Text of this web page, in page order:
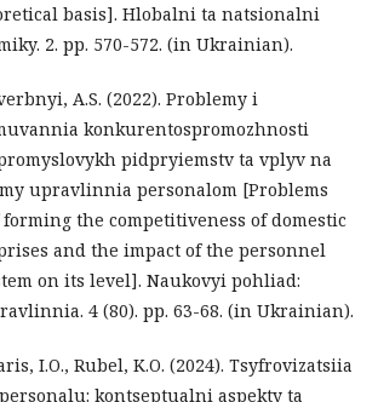
basis]. Hlobalni ta natsionalni
2. рр. 570-572. (in Ukrainian).
A.S. (2022). Problemy i
konkurentospromozhnosti
pidpryiemstv ta vplyv na
upravlinnia personalom [Problems
the competitiveness of domestic
and the impact of the personnel
on its level]. Naukovyi pohliad:
4 (80). рр. 63-68. (in Ukrainian).
I.O., Rubel, K.O. (2024). Tsyfrovizatsiia
kontseptualni aspekty ta